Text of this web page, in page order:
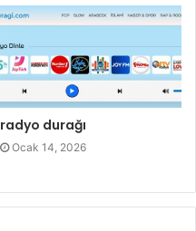
radyo durağı
Ocak 14, 2026